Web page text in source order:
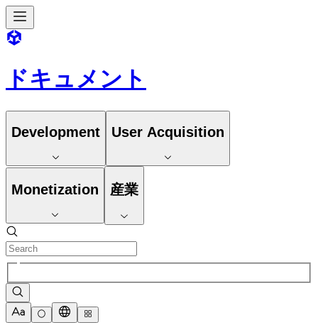
ドキュメント
Development User Acquisition
Monetization 産業